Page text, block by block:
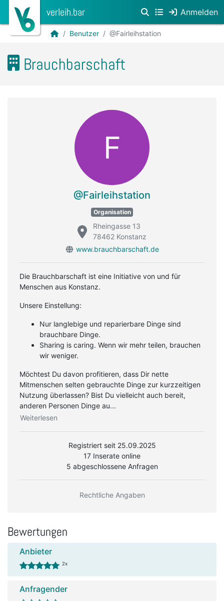
verleih.bar Anmelden
Benutzer @Fairleihstation
Brauchbarschaft
F
@Fairleihstation
Organisation
Rheingasse 13
78462 Konstanz
www.brauchbarschaft.de
Die Brauchbarschaft ist eine Initiative von und für
Menschen aus Konstanz.
Unsere Einstellung:
Nur langlebige und reparierbare Dinge sind
brauchbare Dinge.
Sharing is caring. Wenn wir mehr teilen, brauchen
wir weniger.
Möchtest Du davon profitieren, dass Dir nette
Mitmenschen selten gebrauchte Dinge zur kurzzeitigen
Nutzung überlassen? Bist Du vielleicht auch bereit,
anderen Personen Dinge au...
Weiterlesen
Registriert seit 25.09.2025
17 Inserate online
5 abgeschlossene Anfragen
Rechtliche Angaben
Bewertungen
Anbieter
2x
Anfragender